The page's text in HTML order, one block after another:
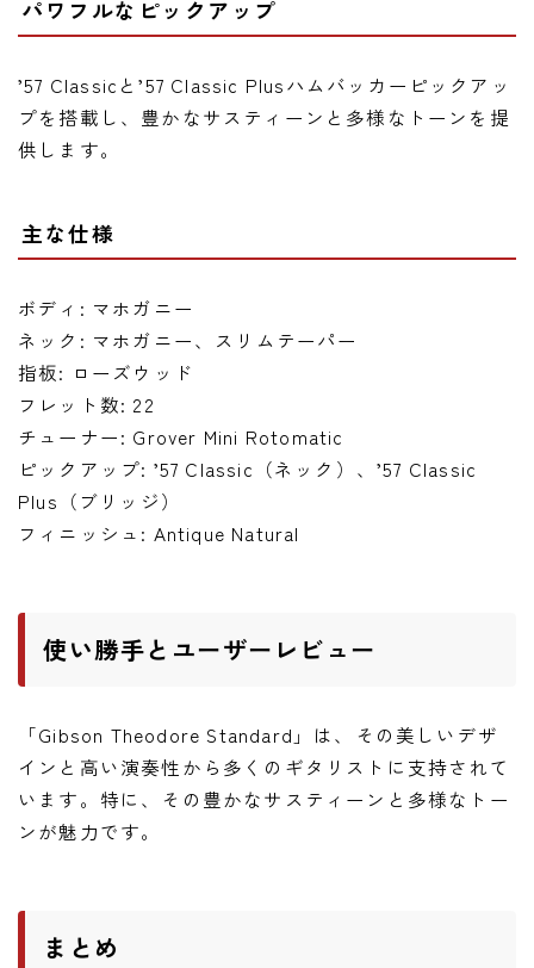
パワフルなピックアップ
’57 Classicと’57 Classic Plusハムバッカーピックアッ
プを搭載し、豊かなサスティーンと多様なトーンを提
供します。
主な仕様
ボディ: マホガニー
ネック: マホガニー、スリムテーパー
指板: ローズウッド
フレット数: 22
チューナー: Grover Mini Rotomatic
ピックアップ: ’57 Classic（ネック）、’57 Classic
Plus（ブリッジ）
フィニッシュ: Antique Natural
使い勝手とユーザーレビュー
「Gibson Theodore Standard」は、その美しいデザ
インと高い演奏性から多くのギタリストに支持されて
います。特に、その豊かなサスティーンと多様なトー
ンが魅力です。
まとめ